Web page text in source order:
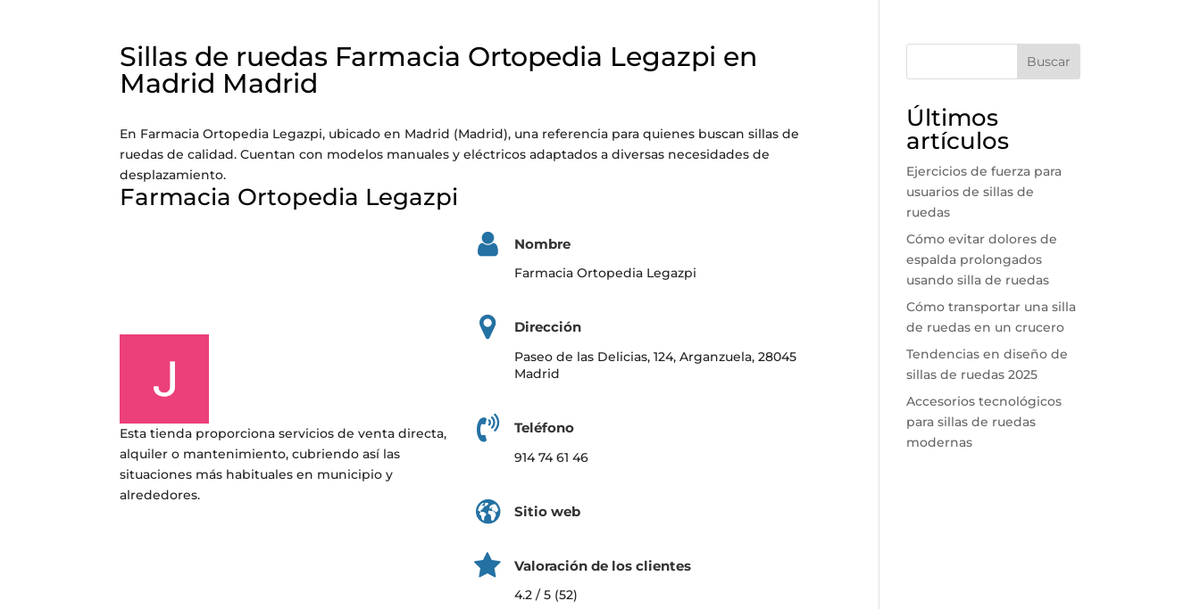
Sillas de ruedas Farmacia Ortopedia Legazpi en
Madrid Madrid
En Farmacia Ortopedia Legazpi, ubicado en Madrid (Madrid), una referencia para quienes buscan sillas de
ruedas de calidad. Cuentan con modelos manuales y eléctricos adaptados a diversas necesidades de
desplazamiento.
Farmacia Ortopedia Legazpi
Esta tienda proporciona servicios de venta directa,
alquiler o mantenimiento, cubriendo así las
situaciones más habituales en municipio y
alrededores.
Nombre
Farmacia Ortopedia Legazpi
Dirección
Paseo de las Delicias, 124, Arganzuela, 28045
Madrid
Teléfono
914 74 61 46
Sitio web
Valoración de los clientes
4.2 / 5 (52)
Buscar
Últimos
artículos
Ejercicios de fuerza para
usuarios de sillas de
ruedas
Cómo evitar dolores de
espalda prolongados
usando silla de ruedas
Cómo transportar una silla
de ruedas en un crucero
Tendencias en diseño de
sillas de ruedas 2025
Accesorios tecnológicos
para sillas de ruedas
modernas